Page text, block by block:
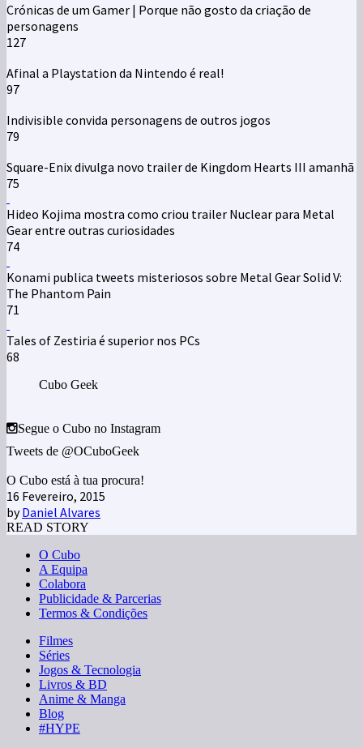
Crónicas de um Gamer | Porque não gosto da criação de
personagens
127
Afinal a Playstation da Nintendo é real!
97
Indivisible convida personagens de outros jogos
79
Square-Enix divulga novo trailer de Kingdom Hearts III amanhã
75
Hideo Kojima mostra como criou trailer Nuclear para Metal
Gear entre outras curiosidades
74
Konami publica tweets misteriosos sobre Metal Gear Solid V:
The Phantom Pain
71
Tales of Zestiria é superior nos PCs
68
Cubo Geek
Segue o Cubo no Instagram
Tweets de @OCuboGeek
O Cubo está à tua procura!
16 Fevereiro, 2015
byDaniel Alvares
READ STORY
O Cubo
A Equipa
Colabora
Publicidade & Parcerias
Termos & Condições
Filmes
Séries
Jogos & Tecnologia
Livros & BD
Anime & Manga
Blog
#HYPE